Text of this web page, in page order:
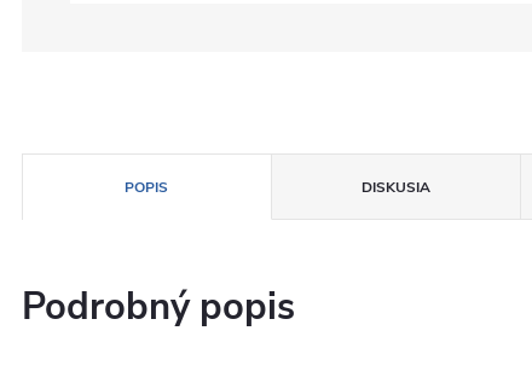
POPIS DISKUSIA
Podrobný popis